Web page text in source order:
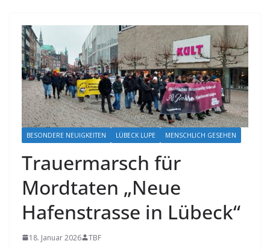
BESONDERE NEUIGKEITEN LÜBECK LUPE MENSCHLICH GESEHEN
Trauermarsch für
Mordtaten „Neue
Hafenstrasse in Lübeck“
18. Januar 2026 TBF